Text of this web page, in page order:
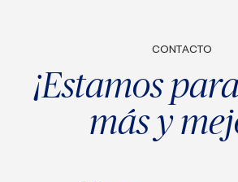
CONTACTO
¡Estamos
más y